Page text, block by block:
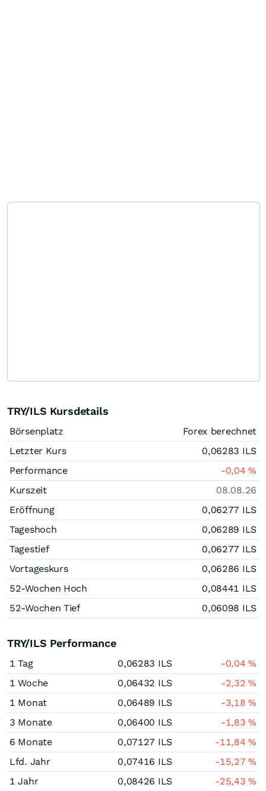
TRY/ILS Kursdetails
Börsenplatz
Forex berechnet
Letzter Kurs
0,06283 ILS
Performance
-0,04%
Kurszeit
08.08.26
Eröffnung
0,06277 ILS
Tageshoch
0,06289 ILS
Tagestief
0,06277 ILS
Vortageskurs
0,06286 ILS
52-Wochen Hoch
0,08441 ILS
52-Wochen Tief
0,06098 ILS
TRY/ILS Performance
1 Tag 0,06283 ILS -0,04%
1 Woche
0,06432 ILS -2,32%
1 Monat
0,06489 ILS -3,18%
3 Monate
0,06400 ILS -1,83%
6 Monate
0,07127 ILS -11,84%
Lfd. Jahr
0,07416 ILS -15,27%
1 Jahr
0,08426 ILS -25,43%